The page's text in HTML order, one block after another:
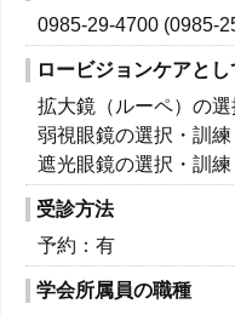
0985-29-4700 (0985-
ロービジョンケアと
拡大鏡（ルーペ）の
弱視眼鏡の選択・訓練
遮光眼鏡の選択・訓練
受診方法
予約：有
学会所属員の職種